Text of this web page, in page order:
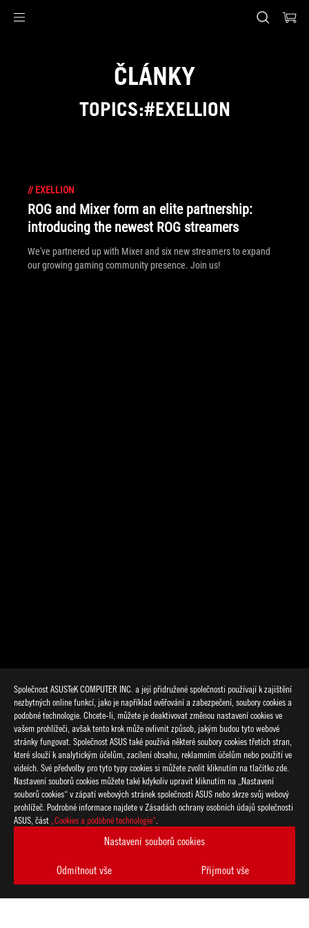
Společnost ASUSTeK COMPUTER INC. a její přidružené společnosti používají k zajištění
nezbytných online funkcí, jako je například ověřování a zabezpečení, soubory cookies a
podobné technologie. Chcete-li, můžete je deaktivovat změnou nastavení cookies ve
vašem prohlížeči, avšak tento krok může ovlivnit způsob, jakým budou tyto webové
stránky fungovat. Společnost ASUS také používá některé soubory cookies třetích stran,
které slouží k analytickým účelům, zacílení obsahu, reklamním účelům nebo použití ve
videích. Své předvolby pro tyto typy cookies si můžete zvolit kliknutím na tlačítko zde.
Nastavení souborů cookies můžete také kdykoliv upravit kliknutím na „Nastavení
souborů cookies“ v zápatí webových stránek společnosti ASUS nebo skrze svůj webový
prohlížeč. Podrobné informace najdete v Zásadách ochrany osobních údajů společnosti
ASUS, část „Cookies a podobné technologie“
Nastavení souborů cookies
Odmítnout vše Přijmout vše
ČLÁNKY
TOPICS:#EXELLION
// EXELLION
ROG and Mixer form an elite partnership:
introducing the newest ROG streamers
We've partnered up with Mixer and six new streamers to expand
our growing gaming community presence. Join us!
> GAMING EXELLION
PODPOROVANÉ TYPY PLATEB
ZÍSKEJTE NEJNOVĚJŠÍ NABÍDKY A DALŠÍ
VYTVOŘIT
ÚČET